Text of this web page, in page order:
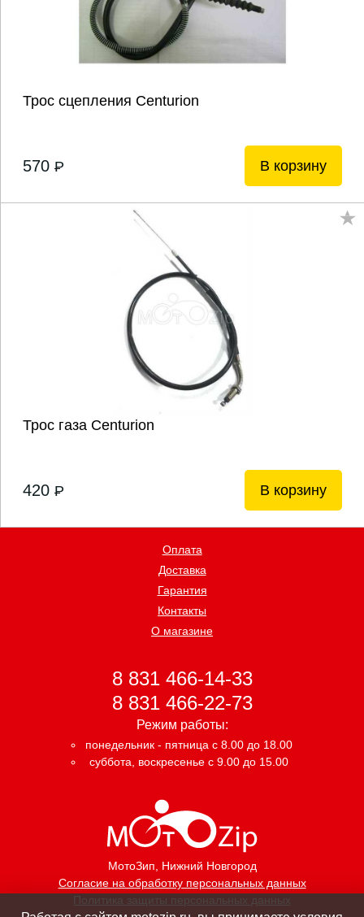
Трос сцепления Centurion
570 P В корзину
Трос газа Centurion
420 P В корзину
МотоЗип, Нижний Новгород
Согласие на обработку персональных данных
Политика защиты персональных данных
Оплата
Доставка
Гарантия
Контакты
О магазине
8 831 466-14-33
8 831 466-22-73
Режим работы:
понедельник - пятница с 8.00 до 18.00
суббота, воскресенье с 9.00 до 15.00